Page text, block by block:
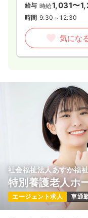
給与 時給1,031〜
時間 9:30～12:30
気にな
社会福祉法人あすか福
特別養護老人ホ
エージェント求人 車通